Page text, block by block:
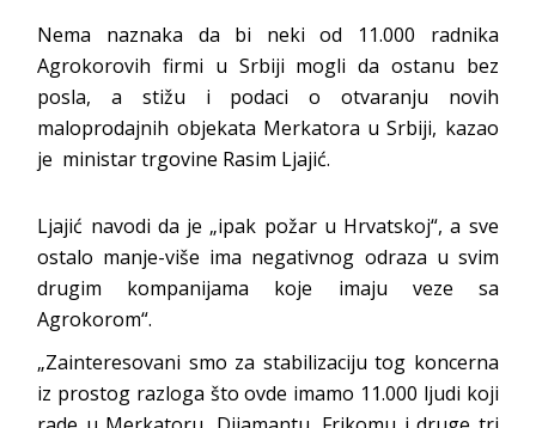
Nema naznaka da bi neki od 11.000 radnika
Agrokorovih firmi u Srbiji mogli da ostanu bez
posla, a stižu i podaci o otvaranju novih
maloprodajnih objekata Merkatora u Srbiji, kazao
je ministar trgovine Rasim Ljajić.
Ljajić navodi da je „ipak požar u Hrvatskoj“, a sve
ostalo manje-više ima negativnog odraza u svim
drugim kompanijama koje imaju veze sa
Agrokorom“.
„Zainteresovani smo za stabilizaciju tog koncerna
iz prostog razloga što ovde imamo 11.000 ljudi koji